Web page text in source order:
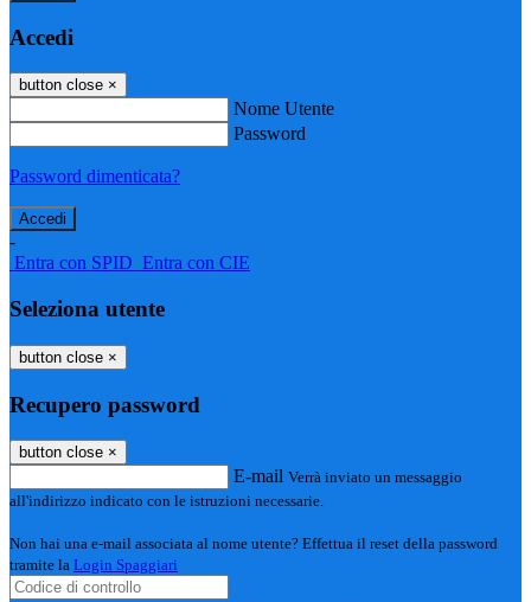
Accedi
button close ×
Nome Utente
Password
Password dimenticata?
-
Entra con SPID Entra con CIE
Seleziona utente
button close ×
Recupero password
button close ×
E-mail Verrà inviato un messaggio
all'indirizzo indicato con le istruzioni necessarie.
Non hai una e-mail associata al nome utente? Effettua il reset della password
tramite la Login Spaggiari